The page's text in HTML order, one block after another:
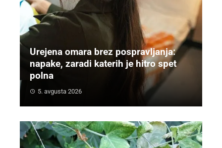
Urejena omara brez pospravljanja:
napake, zaradi katerih je hitro spet
polna
5. avgusta 2026